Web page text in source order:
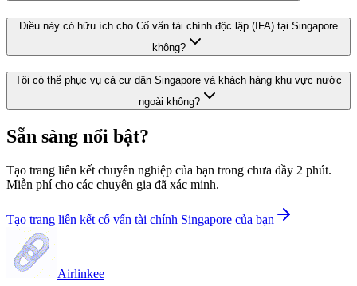
Điều này có hữu ích cho Cố vấn tài chính độc lập (IFA) tại Singapore
không?
Tôi có thể phục vụ cả cư dân Singapore và khách hàng khu vực nước
ngoài không?
Sẵn sàng nổi bật?
Tạo trang liên kết chuyên nghiệp của bạn trong chưa đầy 2 phút.
Miễn phí cho các chuyên gia đã xác minh.
Tạo trang liên kết cố vấn tài chính Singapore của bạn
Airlinkee